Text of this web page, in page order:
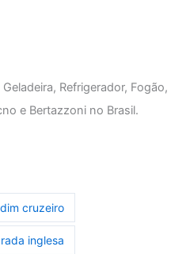
Refrigerador, Fogão,
e Bertazzoni no Brasil.
cruzeiro
inglesa